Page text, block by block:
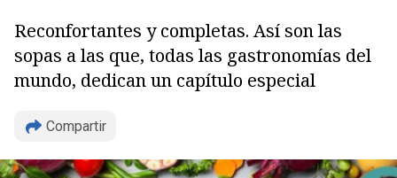
Reconfortantes y completas. Así son las
sopas a las que, todas las gastronomías del
mundo, dedican un capítulo especial
Compartir